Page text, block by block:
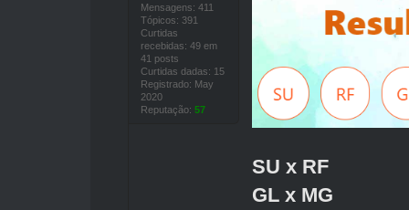
Mensagens: 411
Tópicos: 391
Curtidas
recebidas: 49 em
41 posts
Curtidas dadas: 15
Registrado: May
2020
Reputação:57
SU x RF
GL x MG